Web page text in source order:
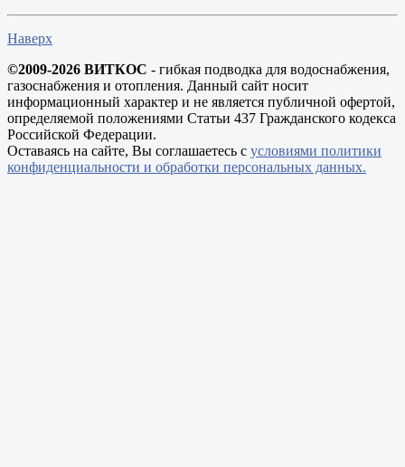
Наверх
©2009-2026 ВИТКОС - гибкая подводка для водоснабжения,
газоснабжения и отопления. Данный сайт носит
информационный характер и не является публичной офертой,
определяемой положениями Статьи 437 Гражданского кодекса
Российской Федерации.
Оставаясь на сайте, Вы соглашаетесь с условиями политики
конфиденциальности и обработки персональных данных.